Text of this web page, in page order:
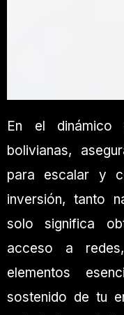
En el dinámico
bolivianas,
para escalar y
inversión, tanto
solo significa
acceso a
elementos
sostenido de tu